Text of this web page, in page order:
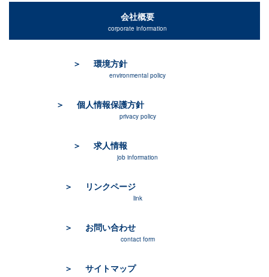
会社概要
corporate information
環境方針
environmental policy
個人情報保護方針
privacy policy
求人情報
job information
リンクページ
link
お問い合わせ
contact form
サイトマップ